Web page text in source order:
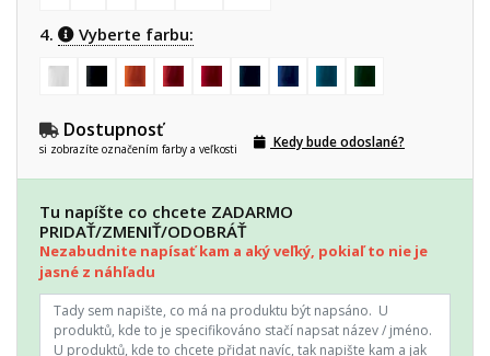
4. Vyberte farbu:
Dostupnosť
si zobrazíte označením farby a veľkosti Kedy bude odoslané?
Tu napíšte co chcete ZADARMO
PRIDAŤ/ZMENIŤ/ODOBRÁŤ
Nezabudnite napísať kam a aký veľký, pokiaľ to nie je
jasné z náhľadu